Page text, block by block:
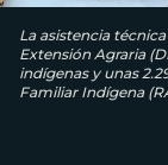
La asistencia
Extensión Agraria
indígenas y unas
Familiar Indígena